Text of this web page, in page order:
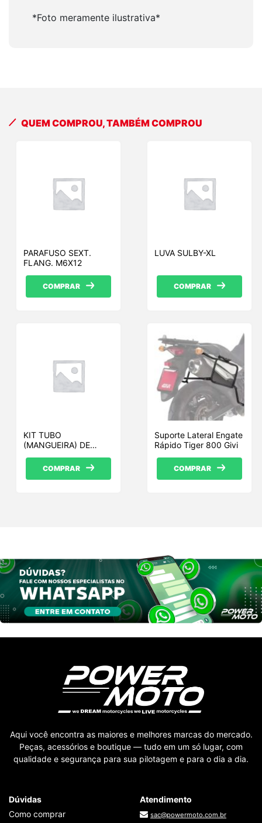
*Foto meramente ilustrativa*
QUEM COMPROU, TAMBÉM COMPROU
PARAFUSO SEXT.
FLANG. M6X12
COMPRAR
LUVA SULBY-XL
COMPRAR
KIT TUBO
(MANGUEIRA) DE
VULCANICOMPRAR
Suporte Lateral Engate
Rápido Tiger 800 Givi
COMPRAR
Aqui você encontra as maiores e melhores marcas do mercado.
Peças, acessórios e boutique — tudo em um só lugar, com
qualidade e segurança para sua pilotagem e para o dia a dia.
Dúvidas
Como comprar
Atendimento
sac@powermoto.com.br